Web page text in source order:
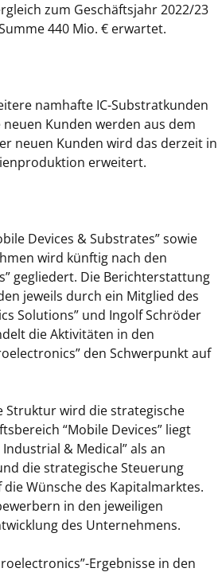
zum Geschäftsjahr 2022/23
440 Mio. € erwartet.
namhafte IC-Substratkunden
Kunden werden aus dem
neuen Kunden wird das derzeit in
erweitert.
Devices & Substrates” sowie
wird künftig nach den
gegliedert. Die Berichterstattung
jeweils durch ein Mitglied des
Solutions” und Ingolf Schröder
die Aktivitäten in den
den Schwerpunkt auf
Struktur wird die strategische
“Mobile Devices” liegt
& Medical” als an
die strategische Steuerung
Wünsche des Kapitalmarktes.
in den jeweiligen
des Unternehmens.
Ergebnisse in den